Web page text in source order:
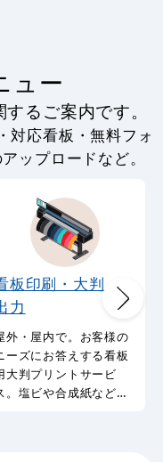
ュー
るご案内です。
対応看板・無料フォ
ップロードなど。
板印刷・大判
力
外・屋内で。お客様の
ーズにお答えする看板
大判プリントサービ
。塩ビや合成紙など看